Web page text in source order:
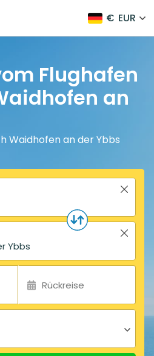
€ EUR
Flughafen
an
Waidhofen an der Ybbs
Rückreise